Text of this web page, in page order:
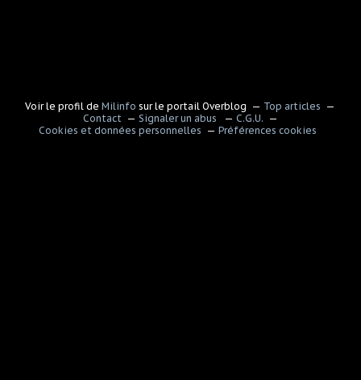
Voir le profil deMilinfo sur le portail Overblog
Top articles
Contact
Signaler un abus
C.G.U.
Cookies et données personnelles
Préférences cookies